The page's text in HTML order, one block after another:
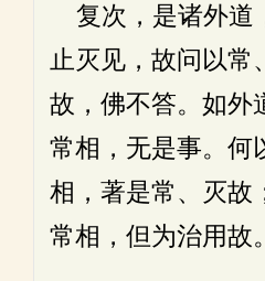
复次，是诸外道
止灭见，故问以常
故，佛不答。如外
常相，无是事。何
相，著是常、灭故
常相，但为治用故。